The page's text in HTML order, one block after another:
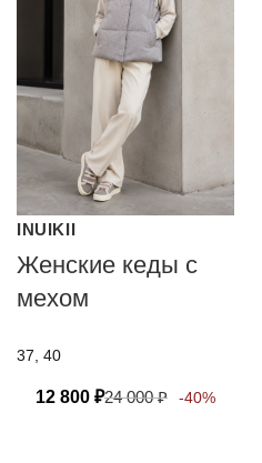
INUIKII
Женские кеды с
мехом
37, 40
12 800 ₽24 000₽ -40%